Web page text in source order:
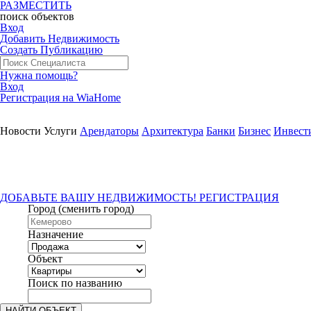
РАЗМЕСТИТЬ
поиск объектов
Вход
Добавить Недвижимость
Создать Публикацию
Нужна помощь?
Вход
Регистрация на WiaHome
Новости Услуги Арендаторы Архитектура Банки Бизнес
ДОБАВЬТЕ ВАШУ НЕДВИЖИМОСТЬ! РЕГИСТРАЦИЯ
Город (сменить город)
Назначение
Объект
Поиск по названию